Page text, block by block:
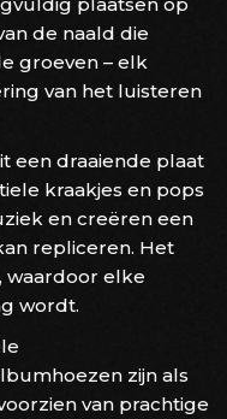
de naald die
groeven – elk
van het luisteren
een draaiende plaat
kraakjes en pops
en creëren een
repliceren. Het
waardoor elke
wordt.
zijn als
van prachtige